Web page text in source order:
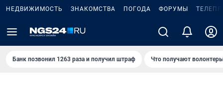
НЕДВИЖИМОСТЬ ЗНАКОМСТВА ПОГОДА ФОРУМЫ
Банк позвонил 1263 раза и получил штраф Что получают